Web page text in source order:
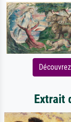
Extrait